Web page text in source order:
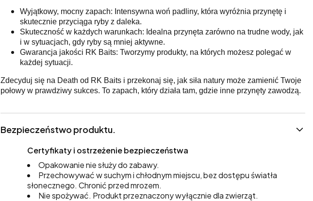
Wyjątkowy, mocny zapach: Intensywna woń padliny, która wyróżnia przynętę i
skutecznie przyciąga ryby z daleka.
Skuteczność w każdych warunkach: Idealna przynęta zarówno na trudne wody, jak
i w sytuacjach, gdy ryby są mniej aktywne.
Gwarancja jakości RK Baits: Tworzymy produkty, na których możesz polegać w
każdej sytuacji.
Zdecyduj się na Death od RK Baits i przekonaj się, jak siła natury może zamienić Twoje
połowy w prawdziwy sukces. To zapach, który działa tam, gdzie inne przynęty zawodzą.
Bezpieczeństwo produktu.
Certyfikaty i ostrzeżenie bezpieczeństwa
Opakowanie nie służy do zabawy.
Przechowywać w suchym i chłodnym miejscu, bez dostępu światła
słonecznego. Chronić przed mrozem.
Nie spożywać. Produkt przeznaczony wyłącznie dla zwierząt.